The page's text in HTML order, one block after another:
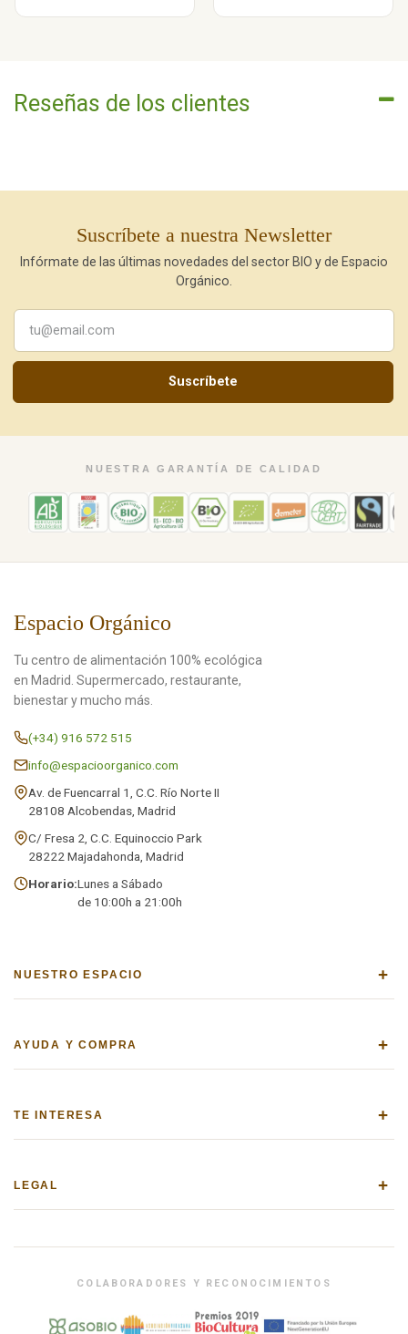
Reseñas de los clientes
Suscríbete a nuestra Newsletter
Infórmate de las últimas novedades del sector BIO y de Espacio
Orgánico.
Suscríbete
NUESTRA GARANTÍA DE CALIDAD
Espacio Orgánico
Tu centro de alimentación 100% ecológica
en Madrid. Supermercado, restaurante,
bienestar y mucho más.
(+34) 916 572 515
info@espacioorganico.com
Av. de Fuencarral 1, C.C. Río Norte II
28108 Alcobendas, Madrid
C/ Fresa 2, C.C. Equinoccio Park
28222 Majadahonda, Madrid
Horario:Lunes a Sábado
de 10:00h a 21:00h
NUESTRO ESPACIO +
AYUDA Y COMPRA +
TE INTERESA +
LEGAL +
COLABORADORES Y RECONOCIMIENTOS